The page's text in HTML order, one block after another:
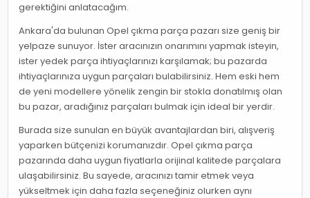
gerektiğini anlatacağım.
Ankara'da bulunan Opel çıkma parça pazarı size geniş bir
yelpaze sunuyor. İster aracınızın onarımını yapmak isteyin,
ister yedek parça ihtiyaçlarınızı karşılamak; bu pazarda
ihtiyaçlarınıza uygun parçaları bulabilirsiniz. Hem eski hem
de yeni modellere yönelik zengin bir stokla donatılmış olan
bu pazar, aradığınız parçaları bulmak için ideal bir yerdir.
Burada size sunulan en büyük avantajlardan biri, alışveriş
yaparken bütçenizi korumanızdır. Opel çıkma parça
pazarında daha uygun fiyatlarla orijinal kalitede parçalara
ulaşabilirsiniz. Bu sayede, aracınızı tamir etmek veya
yükseltmek için daha fazla seçeneğiniz olurken aynı